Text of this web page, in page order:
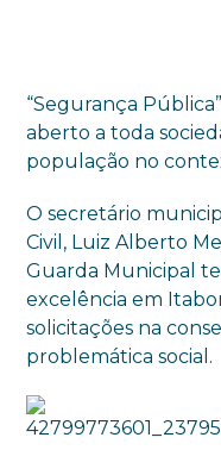
“Segurança
aberto a toda
população no
O secretário
Civil, Luiz Alberto
Guarda Municipal
excelência em
solicitações na
problemática social.